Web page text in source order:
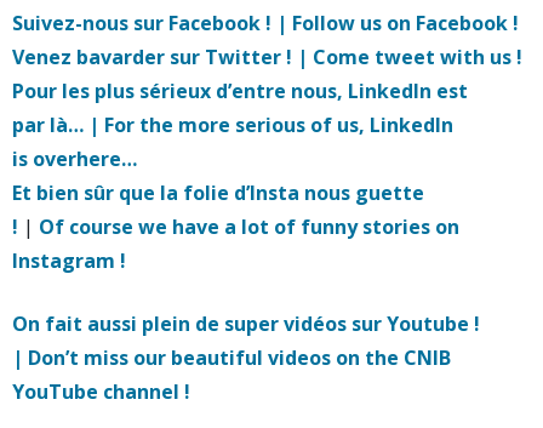
Suivez-nous sur Facebook ! | Follow us on Facebook !
Venez bavarder sur Twitter ! | Come tweet with us !
Pour les plus sérieux d’entre nous, LinkedIn est
par là… | For the more serious of us, LinkedIn
is overhere…
Et bien sûr que la folie d’Insta nous guette
! | Of course we have a lot of funny stories on
Instagram !
On fait aussi plein de super vidéos sur Youtube !
| Don’t miss our beautiful videos on the CNIB
YouTube channel !